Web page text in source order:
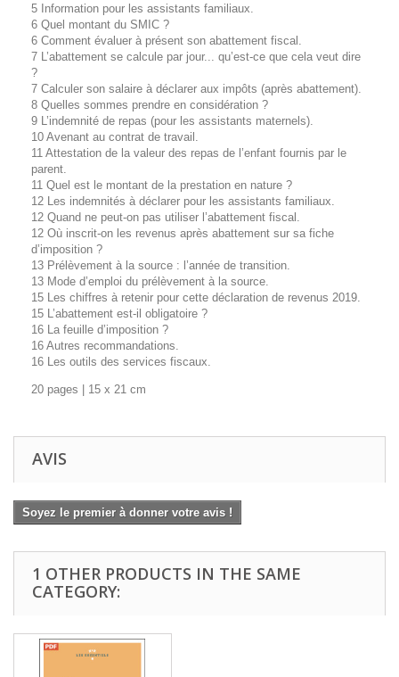
5 Information pour les assistants familiaux.
6 Quel montant du SMIC ?
6 Comment évaluer à présent son abattement fiscal.
7 L’abattement se calcule par jour... qu’est-ce que cela veut dire
?
7 Calculer son salaire à déclarer aux impôts (après abattement).
8 Quelles sommes prendre en considération ?
9 L’indemnité de repas (pour les assistants maternels).
10 Avenant au contrat de travail.
11 Attestation de la valeur des repas de l’enfant fournis par le
parent.
11 Quel est le montant de la prestation en nature ?
12 Les indemnités à déclarer pour les assistants familiaux.
12 Quand ne peut-on pas utiliser l’abattement fiscal.
12 Où inscrit-on les revenus après abattement sur sa fiche
d’imposition ?
13 Prélèvement à la source : l’année de transition.
13 Mode d’emploi du prélèvement à la source.
15 Les chiffres à retenir pour cette déclaration de revenus 2019.
15 L’abattement est-il obligatoire ?
16 La feuille d’imposition ?
16 Autres recommandations.
16 Les outils des services fiscaux.
20 pages | 15 x 21 cm
AVIS
Soyez le premier à donner votre avis !
1 OTHER PRODUCTS IN THE SAME
CATEGORY: